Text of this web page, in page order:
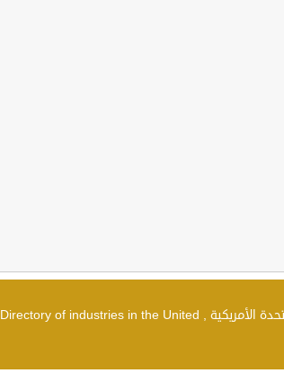
دليل الصناعات في الولايات المتحدة الأمريكية , شركات صناعية في الولايات المتحدة الأمريكية , Directory of industries in the United